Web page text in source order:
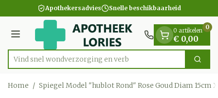
Ga naar de inhoudApothekersadvies Snelle beschikbaarheid
Menu
Product, merk, categorie...
Vind snel wondverzorging e Zoek
0 artikelen
€ 0,00
0
Home / Spiegel Model "hublot Rond" Rose Goud Diam 15cm